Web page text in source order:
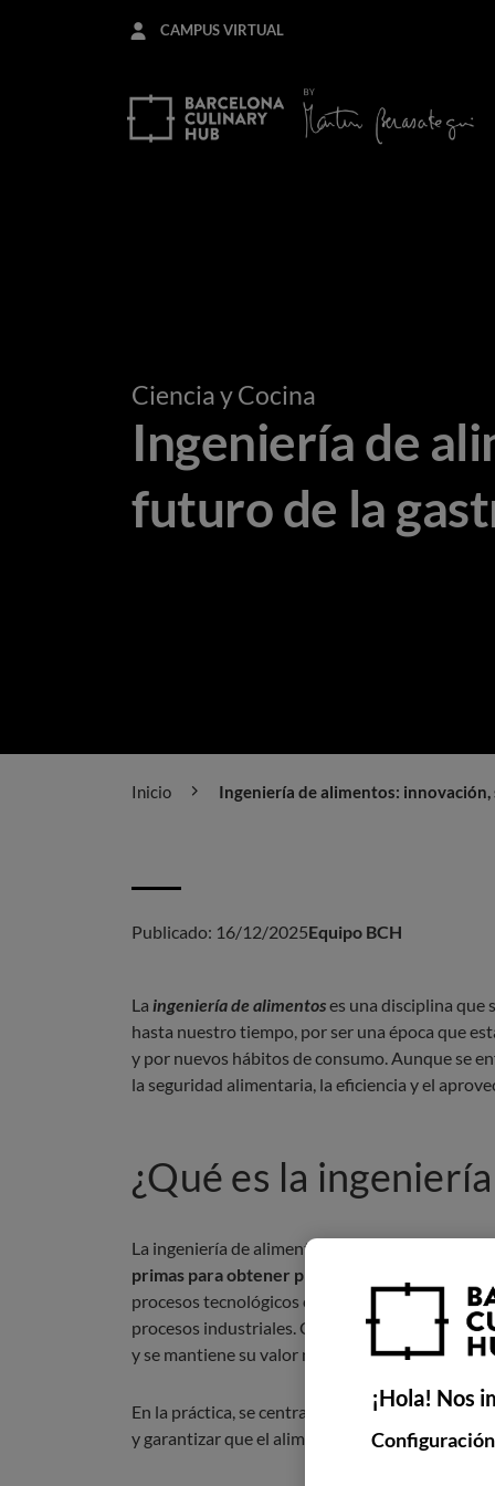
CAMPUS VIRTUAL
Ciencia y Cocina
Ingeniería de
futuro de la
Inicio Ingeniería de alimentos:
Publicado: 16/12/2025Equipo BCH
La ingeniería de alimentoses una disciplina que
hasta nuestro tiempo, por ser una época que
y por nuevos hábitos de consumo. Aunque se
la seguridad alimentaria, la eficiencia y el
¿Qué es la
La ingeniería de alimentos estudia las diferentes
primas para obtener productos que sean
procesos tecnológicos controlados, que utilizan
procesos industriales. Con ellos, se facilita la
y se mantiene su valor nutricional.
En la práctica, se centra en
diseñar procesos,
y garantizar que el alimento llega al consumidor
¡Hola! Nos